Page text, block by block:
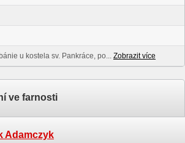
u kostela sv. Pankráce, po... Zobrazit více
ve farnosti
Adamczyk